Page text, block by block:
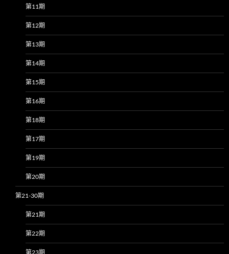
第11期
第12期
第13期
第14期
第15期
第16期
第18期
第17期
第19期
第20期
第21-30期
第21期
第22期
第23期